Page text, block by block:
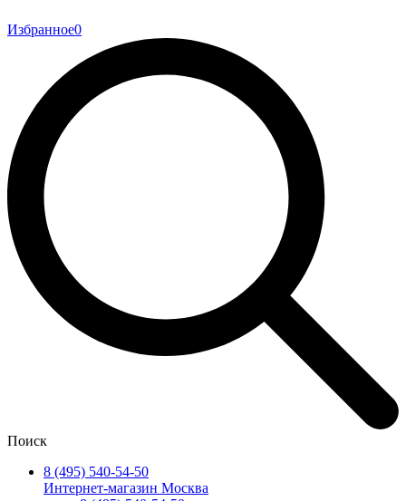
Избранное0
Поиск
8 (495) 540-54-50
Интернет-магазин Москва